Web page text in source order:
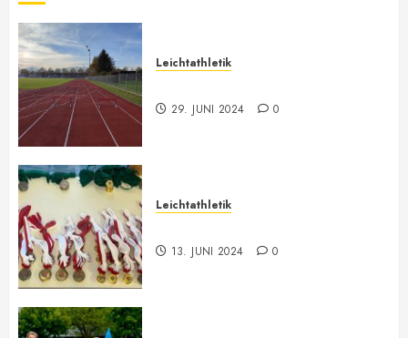
Leichtathletik
29. JUNI 2024 0
Leichtathletik
13. JUNI 2024 0